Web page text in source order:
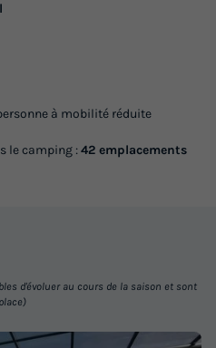
à mobilité réduite
le camping :42 emplacements
d'évoluer au cours de la saison et sont